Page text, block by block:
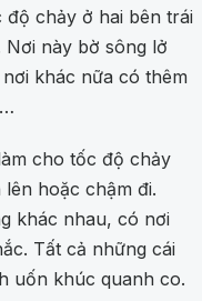
chảy ở hai bên trái
này bờ sông lở
khác nữa có thêm
cho tốc độ chảy
hoặc chậm đi.
khác nhau, có nơi
Tất cả những cái
uốn khúc quanh co.